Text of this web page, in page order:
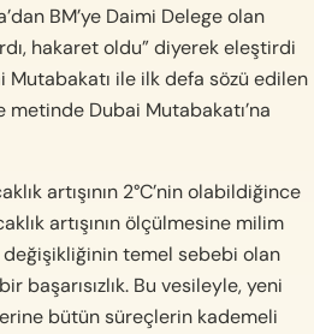
BM’ye Daimi Delege olan
hakaret oldu” diyerek eleştirdi
Mutabakatı ile ilk defa sözü edilen
metinde Dubai Mutabakatı’na
artışının 2°C’nin olabildiğince
artışının ölçülmesine milim
değişikliğinin temel sebebi olan
başarısızlık. Bu vesileyle, yeni
bütün süreçlerin kademeli